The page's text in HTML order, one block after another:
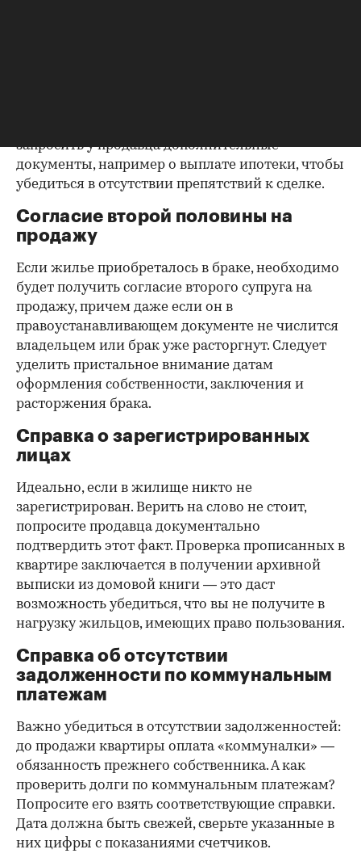
запросить у продавца дополнительные
документы, например о выплате ипотеки, чтобы
убедиться в отсутствии препятствий к сделке.
Согласие второй половины на
продажу
Если жилье приобреталось в браке, необходимо
будет получить согласие второго супруга на
продажу, причем даже если он в
правоустанавливающем документе не числится
владельцем или брак уже расторгнут. Следует
уделить пристальное внимание датам
оформления собственности, заключения и
расторжения брака.
Справка о зарегистрированных
лицах
Идеально, если в жилище никто не
зарегистрирован. Верить на слово не стоит,
попросите продавца документально
подтвердить этот факт. Проверка прописанных в
квартире заключается в получении архивной
выписки из домовой книги — это даст
возможность убедиться, что вы не получите в
нагрузку жильцов, имеющих право пользования.
Справка об отсутствии
задолженности по коммунальным
платежам
Важно убедиться в отсутствии задолженностей:
до продажи квартиры оплата «коммуналки» —
обязанность прежнего собственника. А как
проверить долги по коммунальным платежам?
Попросите его взять соответствующие справки.
Дата должна быть свежей, сверьте указанные в
них цифры с показаниями счетчиков.